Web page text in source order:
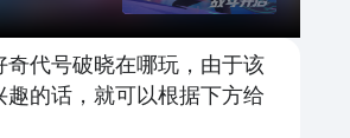
代号破晓在哪玩，由于该
的话，就可以根据下方给